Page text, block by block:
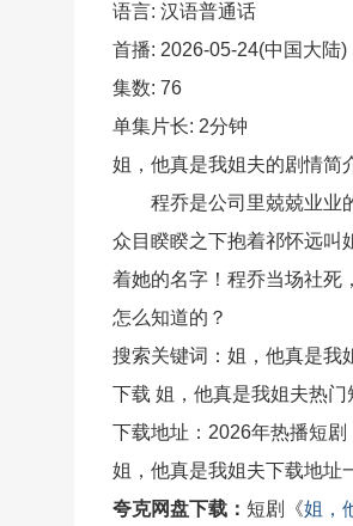
语言: 汉语普通话
首播: 2026-05-24(中国大陆)
集数: 76
单集片长: 2分钟
姐，他真是我姐夫的剧情简介
程乔是公司里兢兢业业的
众目睽睽之下抱着祁怀远叫
着她的名字！程乔当场社死
怎么知道的？
搜索关键词：姐，他真是我
下载 姐，他真是我姐夫热
下载地址：2026年热播短
姐，他真是我姐夫下载地址
夸克网盘下载： 短剧《姐，